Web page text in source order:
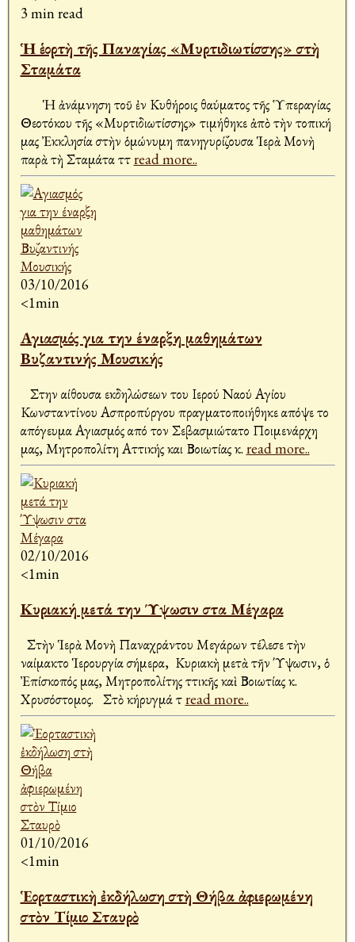
3 min read
Ἡ ἑορτὴ τῆς Παναγίας «Μυρτιδιωτίσσης» στὴ
Σταμάτα
Ἡ ἀνάμνηση τοῦ ἐν Κυθήροις θαύματος τῆς Ὑπεραγίας
Θεοτόκου τῆς «Μυρτιδιωτίσσης» τιμήθηκε ἀπὸ τὴν τοπική
μας Ἐκκλησία στὴν ὁμώνυμη πανηγυρίζουσα Ἱερὰ Μονὴ
παρὰ τὴ Σταμάτα Ἀττread more..
03/10/2016
<1min
Αγιασμός για την έναρξη μαθημάτων
Βυζαντινής Μουσικής
Στην αίθουσα εκδηλώσεων του Ιερού Ναού Αγίου
Κωνσταντίνου Ασπροπύργου πραγματοποιήθηκε απόψε το
απόγευμα Αγιασμός από τον Σεβασμιώτατο Ποιμενάρχη
μας, Μητροπολίτη Αττικής και Βοιωτίας κ. read more..
02/10/2016
<1min
Κυριακή μετά την Ύψωσιν στα Μέγαρα
Στὴν Ἱερὰ Μονὴ Παναχράντου Μεγάρων τέλεσε τὴν
Ἀναίμακτο Ἱερουργία σήμερα, Κυριακὴ μετὰ τῆν Ύψωσιν, ὁ
Ἐπίσκοπός μας, Μητροπολίτης Ἀττικῆς καὶ Βοιωτίας κ.
Χρυσόστομος. Στὸ κήρυγμά τread more..
01/10/2016
<1min
Ἑορταστικὴ ἐκδήλωση στὴ Θήβα ἀφιερωμένη
στὸν Τίμιο Σταυρὸ